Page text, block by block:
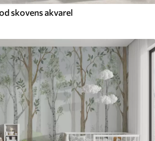
skovens akvarel